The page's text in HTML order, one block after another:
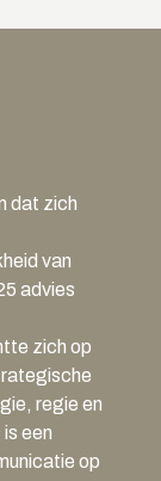
dat zich
van
advies
zich op
regie en
een
op